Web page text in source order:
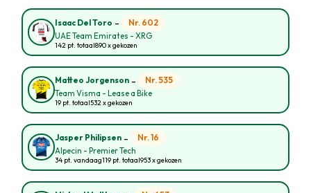
Isaac Del Toro - Nr. 602
UAE Team Emirates - XRG
142 pt. totaal890 x gekozen
Matteo Jorgenson - Nr. 535
Team Visma - Lease a Bike
19 pt. totaal532 x gekozen
Jasper Philipsen - Nr. 16
Alpecin - Premier Tech
34 pt. vandaag119 pt. totaal953 x gekozen